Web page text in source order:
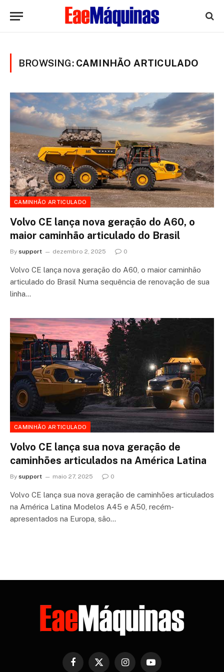
BROWSING: CAMINHÃO ARTICULADO
CAMINHÃO ARTICULADO
Volvo CE lança nova geração do A60, o
maior caminhão articulado do Brasil
By support dezembro 2, 2025 0
Volvo CE lança nova geração do A60, o maior caminhão
articulado do Brasil Numa sequência de renovação de sua
linha…
CAMINHÃO ARTICULADO
Volvo CE lança sua nova geração de
caminhões articulados na América Latina
By support maio 27, 2025 0
Volvo CE lança sua nova geração de caminhões articulados
na América Latina Modelos A45 e A50, recém-
apresentados na Europa, são…
Facebook
X InstagramYouTube